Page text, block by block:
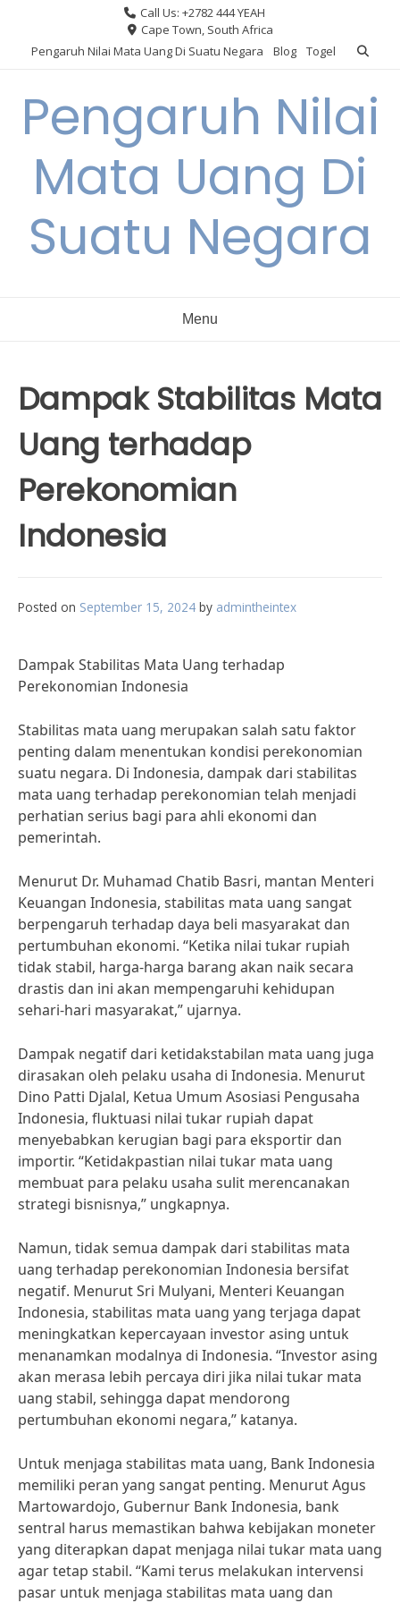
content
Call Us: +2782 444 YEAH
Cape Town, South Africa
Pengaruh Nilai Mata Uang Di Suatu Negara
Blog Togel
Pengaruh Nilai
Mata Uang Di
Suatu Negara
Menu
Dampak Stabilitas Mata
Uang terhadap
Perekonomian
Indonesia
Posted on September 15, 2024 by admintheintex
Dampak Stabilitas Mata Uang terhadap
Perekonomian Indonesia
Stabilitas mata uang merupakan salah satu faktor
penting dalam menentukan kondisi perekonomian
suatu negara. Di Indonesia, dampak dari stabilitas
mata uang terhadap perekonomian telah menjadi
perhatian serius bagi para ahli ekonomi dan
pemerintah.
Menurut Dr. Muhamad Chatib Basri, mantan Menteri
Keuangan Indonesia, stabilitas mata uang sangat
berpengaruh terhadap daya beli masyarakat dan
pertumbuhan ekonomi. “Ketika nilai tukar rupiah
tidak stabil, harga-harga barang akan naik secara
drastis dan ini akan mempengaruhi kehidupan
sehari-hari masyarakat,” ujarnya.
Dampak negatif dari ketidakstabilan mata uang juga
dirasakan oleh pelaku usaha di Indonesia. Menurut
Dino Patti Djalal, Ketua Umum Asosiasi Pengusaha
Indonesia, fluktuasi nilai tukar rupiah dapat
menyebabkan kerugian bagi para eksportir dan
importir. “Ketidakpastian nilai tukar mata uang
membuat para pelaku usaha sulit merencanakan
strategi bisnisnya,” ungkapnya.
Namun, tidak semua dampak dari stabilitas mata
uang terhadap perekonomian Indonesia bersifat
negatif. Menurut Sri Mulyani, Menteri Keuangan
Indonesia, stabilitas mata uang yang terjaga dapat
meningkatkan kepercayaan investor asing untuk
menanamkan modalnya di Indonesia. “Investor asing
akan merasa lebih percaya diri jika nilai tukar mata
uang stabil, sehingga dapat mendorong
pertumbuhan ekonomi negara,” katanya.
Untuk menjaga stabilitas mata uang, Bank Indonesia
memiliki peran yang sangat penting. Menurut Agus
Martowardojo, Gubernur Bank Indonesia, bank
sentral harus memastikan bahwa kebijakan moneter
yang diterapkan dapat menjaga nilai tukar mata uang
agar tetap stabil. “Kami terus melakukan intervensi
pasar untuk menjaga stabilitas mata uang dan